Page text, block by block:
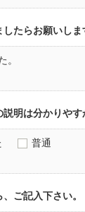
たらお願いしま
。
明は分かりやす
普通
ご記入下さい。